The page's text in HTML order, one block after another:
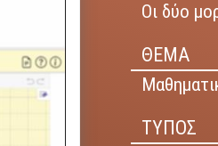
Οι δύο
ΘΕΜΑ
ΤΥΠΟΣ